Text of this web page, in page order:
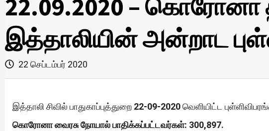
22.09.2020 – கொரோனா
இத்தாலியின் அன்றாட
22 செப்டம்பர் 2020
இத்தாலி சிவில் பாதுகாப்புத்துறை 22-09-2020வெளியிட்ட
கொரோனா வைரசு நோயால் பாதிக்கப்பட்டவர்கள்: 300,897.